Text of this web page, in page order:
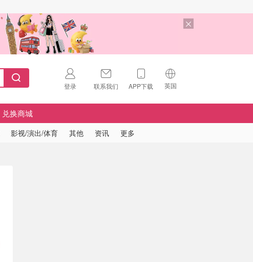
登录 联系我们 APP下载 英国
🇺🇸
🇨🇳
中国
兑换商城
影视/演出/体育 其他 资讯 更多